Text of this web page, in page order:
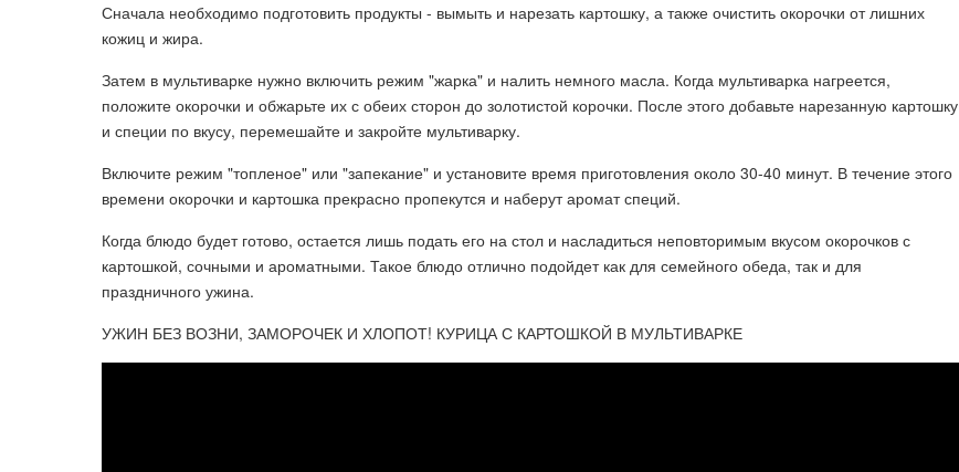
Сначала необходимо подготовить продукты - вымыть и нарезать картошку, а также очистить окорочки от лишних
кожиц и жира.
Затем в мультиварке нужно включить режим "жарка" и налить немного масла. Когда мультиварка нагреется,
положите окорочки и обжарьте их с обеих сторон до золотистой корочки. После этого добавьте нарезанную картошку
и специи по вкусу, перемешайте и закройте мультиварку.
Включите режим "топленое" или "запекание" и установите время приготовления около 30-40 минут. В течение этого
времени окорочки и картошка прекрасно пропекутся и наберут аромат специй.
Когда блюдо будет готово, остается лишь подать его на стол и насладиться неповторимым вкусом окорочков с
картошкой, сочными и ароматными. Такое блюдо отлично подойдет как для семейного обеда, так и для
праздничного ужина.
УЖИН БЕЗ ВОЗНИ, ЗАМОРОЧЕК И ХЛОПОТ! КУРИЦА С КАРТОШКОЙ В МУЛЬТИВАРКЕ